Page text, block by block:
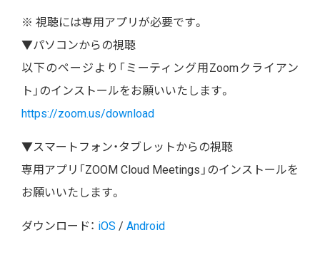
※ 視聴には専用アプリが必要です。
▼パソコンからの視聴
以下のページより「ミーティング用Zoomクライアン
ト」のインストールをお願いいたします。
https://zoom.us/download
▼スマートフォン・タブレットからの視聴
専用アプリ「ZOOM Cloud Meetings」のインストールを
お願いいたします。
ダウンロード： iOS / Android